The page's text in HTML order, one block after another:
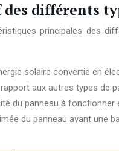
différents
principales des
solaire convertie en
aux autres types de
du panneau à fonctionner
du panneau avant une